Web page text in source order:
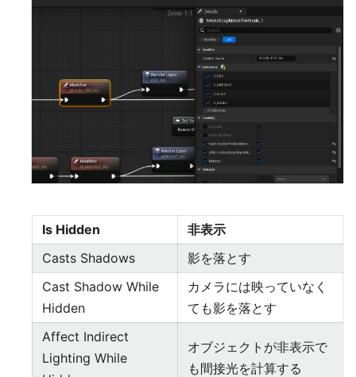
Is Hidden
非表示
Casts Shadows
影を落とす
Cast Shadow While
Hidden
カメラには映っていなく
ても影を落とす
Affect Indirect
Lighting While
オブジェクトが非表示で
も間接光を計算する